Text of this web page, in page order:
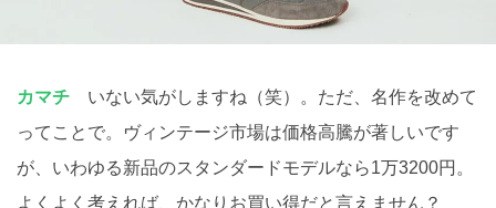
カマチ いない気がしますね（笑）。ただ、名作を改めて
ってことで。ヴィンテージ市場は価格高騰が著しいです
が、いわゆる新品のスタンダードモデルなら1万3200円。
よくよく考えれば、かなりお買い得だと言えません？